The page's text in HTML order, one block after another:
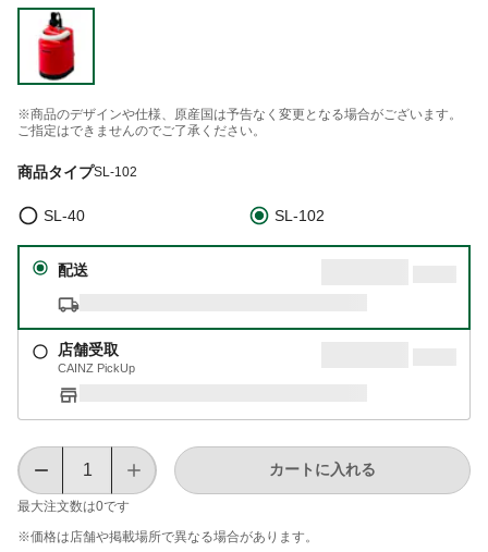
※商品のデザインや仕様、原産国は予告なく変更となる場合がございます。
ご指定はできませんのでご了承ください。
商品タイプSL-102
SL-40 SL-102
配送
店舗受取
CAINZ PickUp
最大注文数は0です
カートに入れる
※価格は​店舗や​掲載場所で​異なる​場合が​あります。